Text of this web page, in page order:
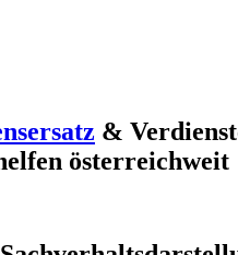
&
österreichweit